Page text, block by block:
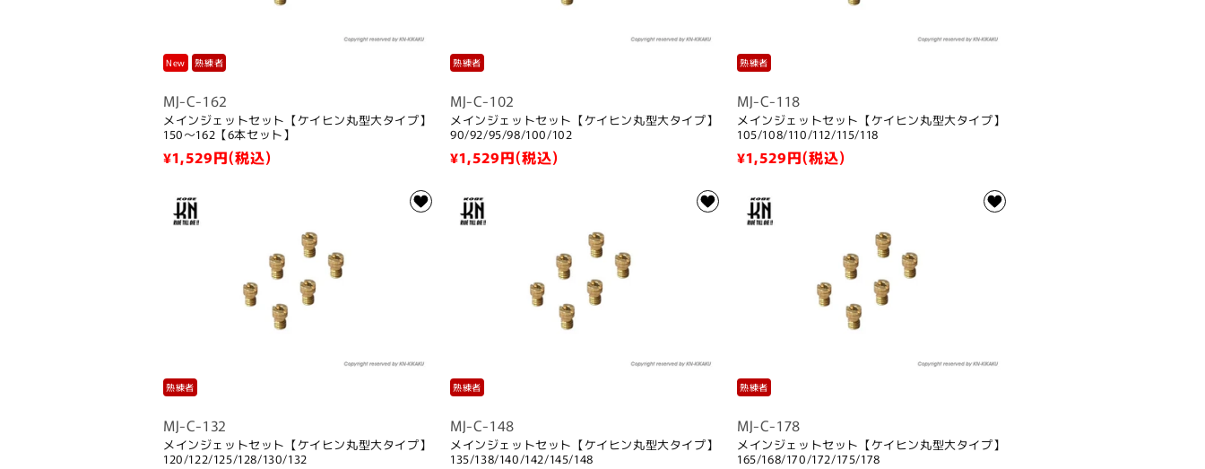
New 熟練者
MJ-C-162
メインジェットセット【ケイヒン丸型大タイプ】
150～162【6本セット】
通
価
格
¥1,529円(税込)
熟練者
MJ-C-102
メインジェットセット【ケイヒン丸型大タイプ】
90/92/95/98/100/102
通
価
格
¥1,529円(税込)
熟練者
MJ-C-118
メインジェットセット【ケイヒン丸型大タイプ】
105/108/110/112/115/118
通
価
格
¥1,529円(税込)
熟練者
MJ-C-132
メインジェットセット【ケイヒン丸型大タイプ】
120/122/125/128/130/132
熟練者
MJ-C-148
メインジェットセット【ケイヒン丸型大タイプ】
135/138/140/142/145/148
熟練者
MJ-C-178
メインジェットセット【ケイヒン丸型大タイプ】
165/168/170/172/175/178